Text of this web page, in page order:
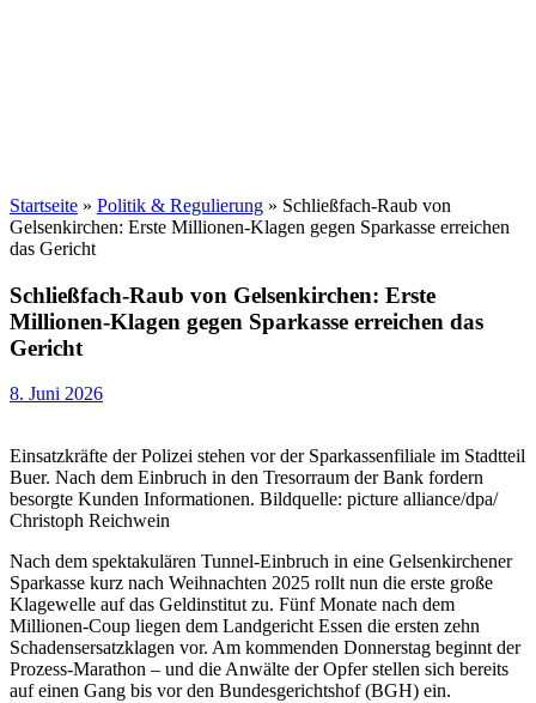
Startseite » Politik & Regulierung » Schließfach-Raub von
Gelsenkirchen: Erste Millionen-Klagen gegen Sparkasse erreichen
das Gericht
Schließfach-Raub von Gelsenkirchen: Erste
Millionen-Klagen gegen Sparkasse erreichen das
Gericht
8. Juni 2026
Einsatzkräfte der Polizei stehen vor der Sparkassenfiliale im Stadtteil
Buer. Nach dem Einbruch in den Tresorraum der Bank fordern
besorgte Kunden Informationen. Bildquelle: picture alliance/dpa/
Christoph Reichwein
Nach dem spektakulären Tunnel-Einbruch in eine Gelsenkirchener
Sparkasse kurz nach Weihnachten 2025 rollt nun die erste große
Klagewelle auf das Geldinstitut zu. Fünf Monate nach dem
Millionen-Coup liegen dem Landgericht Essen die ersten zehn
Schadensersatzklagen vor. Am kommenden Donnerstag beginnt der
Prozess-Marathon – und die Anwälte der Opfer stellen sich bereits
auf einen Gang bis vor den Bundesgerichtshof (BGH) ein.